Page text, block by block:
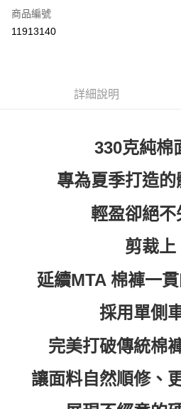
超商取貨付款
每筆NT$60，滿NT$399(含以上)免運
每筆NT$60，滿NT$399(含以上)免運費
付款後7-11取貨
每筆NT$60，滿NT$399(含以上)免運費
商品編號
11913140
詳細說明
330克純棉
專為夏季打造的
輕盈卻絕不
剪裁上
延續MTA 棉褲一
採用單側
完美打破傳統棉
讓面料自然順修、